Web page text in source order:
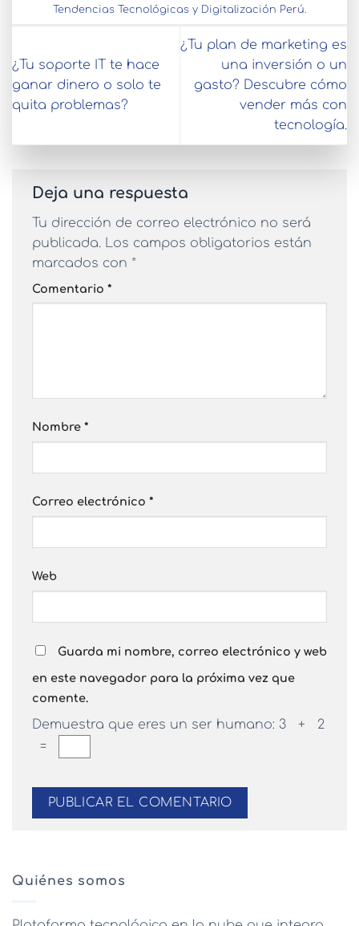
Tendencias Tecnológicas y Digitalización Perú.
¿Tu soporte IT te hace
ganar dinero o solo te
quita problemas?
¿Tu plan de marketing es
una inversión o un
gasto? Descubre cómo
vender más con
tecnología.
Deja una respuesta
Tu dirección de correo electrónico no será
publicada.
Los campos obligatorios están
marcados con *
Comentario *
Nombre *
Correo electrónico *
Web
Guarda mi nombre, correo electrónico y web
en este navegador para la próxima vez que
comente.
Demuestra que eres un ser humano: 3 + 2
=
Quiénes somos